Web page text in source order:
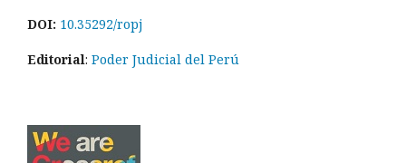
DOI: 10.35292/ropj
Editorial: Poder Judicial del Perú